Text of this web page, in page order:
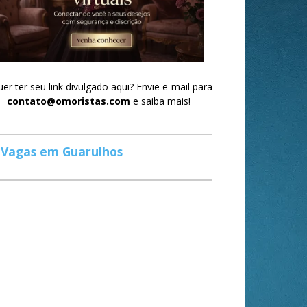
ter seu link divulgado aqui? Envie e-mail para
contato@omoristas.com e saiba mais!
Vagas em Guarulhos